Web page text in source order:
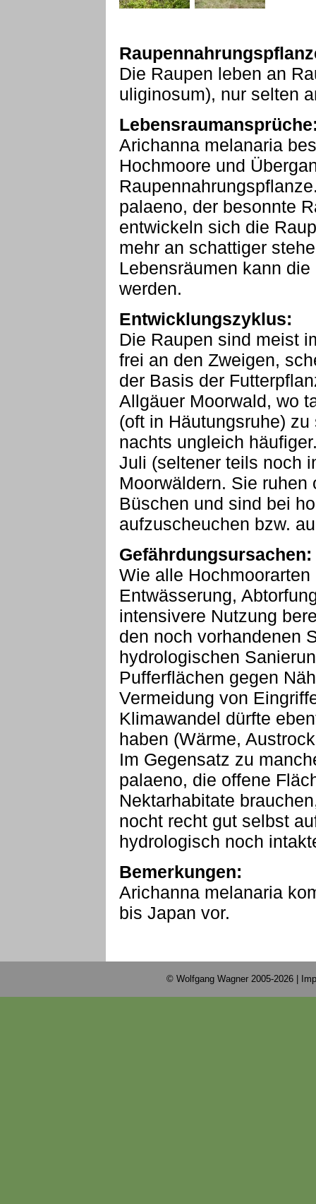
Die Raupen leben an
uliginosum), nur selten
Arichanna melanaria
Hochmoore und
palaeno, der besonnte
entwickeln sich die
mehr an schattiger
Lebensräumen kann
werden.
Entwicklungszyklus:
Die Raupen sind meist
frei an den Zweigen,
der Basis der
Allgäuer Moorwald, wo
(oft in Häutungsruhe)
nachts ungleich
Juli (seltener teils noch
Moorwäldern. Sie
Büschen und sind bei
aufzuscheuchen bzw.
Gefährdungsursachen:
Wie alle
Entwässerung,
intensivere Nutzung
den noch vorhandenen
hydrologischen
Pufferflächen gegen
Vermeidung von
Klimawandel dürfte
haben (Wärme,
Im Gegensatz zu
palaeno, die offene
Nektarhabitate
nocht recht gut selbst
hydrologisch noch
Bemerkungen:
Arichanna melanaria
bis Japan vor.
© Wolfgang Wagner 2005-2026 |